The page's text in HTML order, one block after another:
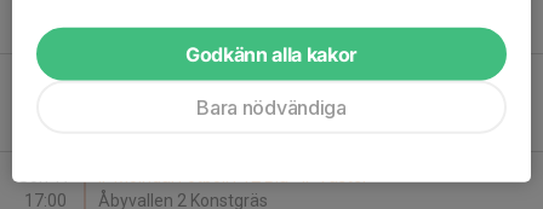
7-3
Sön 17
IF Väster - Jitex BK
Önneredsplan 1 Konstgräs
17:00
Åbyvallen 2 Konstgräs
Godkänn alla kakor
Bara nödvändiga